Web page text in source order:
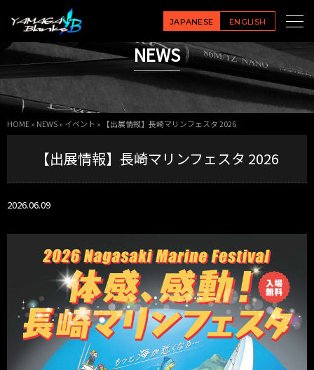
JAPANESE ENGLISH
NEWS
HOME» NEWS» イベント » 【出展情報】長崎マリンフェスタ 2026
【出展情報】長崎マリンフェスタ 2026
2026.06.09